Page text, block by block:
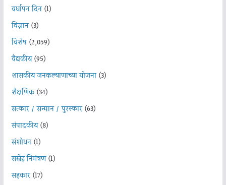
वर्धापन दिन(1)
विज्ञान(3)
विशेष(2,059)
वैद्यकीय(95)
शासकीय जनकल्याणाच्या योजना(3)
शैक्षणिक(34)
सत्कार / सन्मान / पुरस्कार(63)
संपादकीय(8)
संशोधन(1)
सस्नेह निमंत्रण(1)
सहकार(17)